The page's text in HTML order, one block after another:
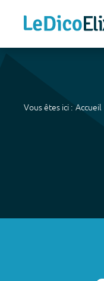
Vous êtes ici : Accueil